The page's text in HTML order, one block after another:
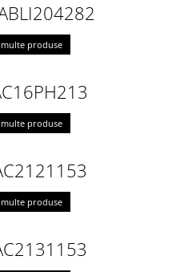
multe produse
multe produse
multe produse